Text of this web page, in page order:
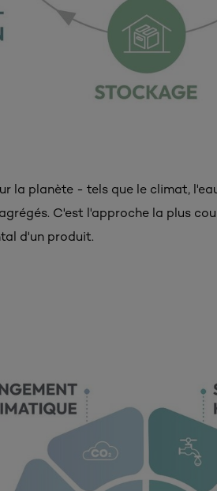
la planète - tels que le climat,
C'est l'approche la plus
d'un produit.